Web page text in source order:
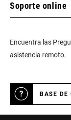
Soporte online
Encuentra las
asistencia remoto.
BASE DE